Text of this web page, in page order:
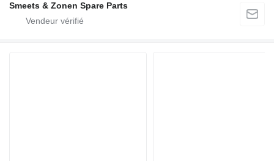
Smeets & Zonen Spare Parts